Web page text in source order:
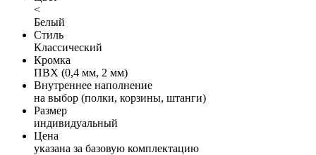
<
Белый
Стиль
Классический
Кромка
ПВХ (0,4 мм, 2 мм)
Внутреннее наполнение
на выбор (полки, корзины, штанги)
Размер
индивидуальный
Цена
указана за базовую комплектацию